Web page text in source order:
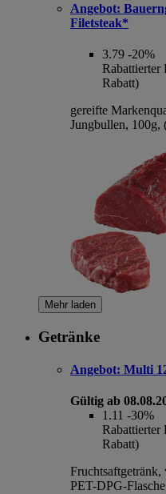
Angebot:
Filetsteak*
3.79 -20%
Rabattierter
Rabatt)
gereifte
Jungbullen, 100g,
Mehr laden
Getränke
Angebot: Multi
Gültig ab
1.11 -30%
Rabattierter
Rabatt)
Fruchtsaftgetränk,
PET-DPG-